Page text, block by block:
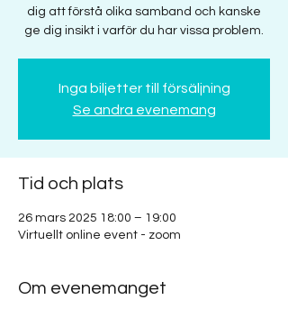
dig att förstå olika samband och kanske
ge dig insikt i varför du har vissa problem.
Inga biljetter till försäljning
Se andra evenemang
Tid och plats
26 mars 2025 18:00 – 19:00
Virtuellt online event - zoom
Om evenemanget